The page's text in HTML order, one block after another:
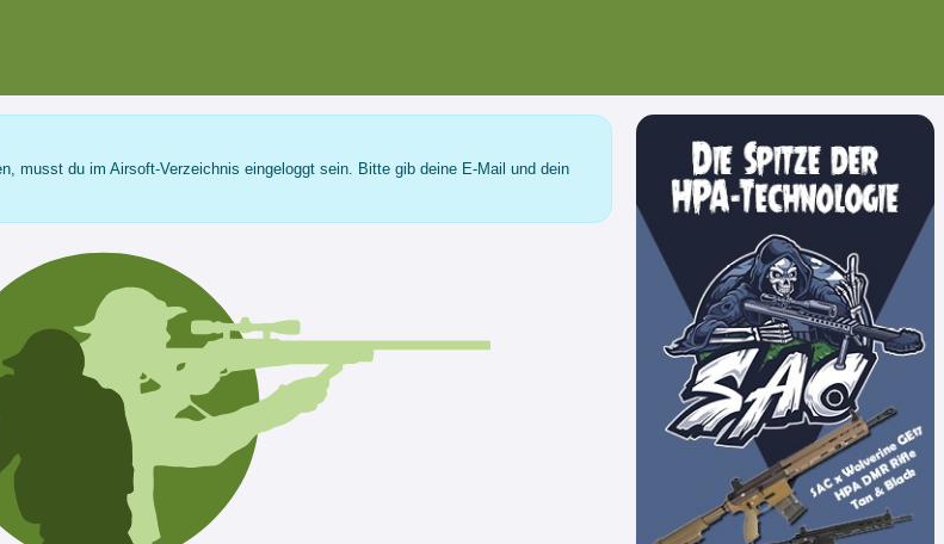
musst du im Airsoft-Verzeichnis eingeloggt sein. Bitte gib deine E-Mail und dein